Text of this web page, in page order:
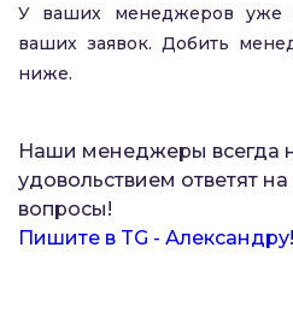
У ваших менеджеров уже
ваших заявок. Добить
ниже.
Наши менеджеры всегда
удовольствием ответят
вопросы!
Пишите в TG - Александру!